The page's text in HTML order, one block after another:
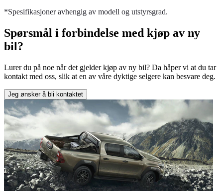
*Spesifikasjoner avhengig av modell og utstyrsgrad.
Spørsmål i forbindelse med kjøp av ny
bil?
Lurer du på noe når det gjelder kjøp av ny bil? Da håper vi at du tar
kontakt med oss, slik at en av våre dyktige selgere kan besvare deg.
Jeg ønsker å bli kontaktet